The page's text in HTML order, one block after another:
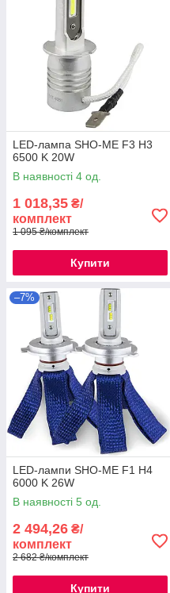
LED-лампа SHO-ME F3 H3
6500 K 20W
В наявності 4 од.
1 018,35 ₴/
комплект
1 095 ₴/комплект
Купити
–7%
LED-лампи SHO-ME F1 H4
6000 K 26W
В наявності 5 од.
2 494,26 ₴/
комплект
2 682 ₴/комплект
Купити